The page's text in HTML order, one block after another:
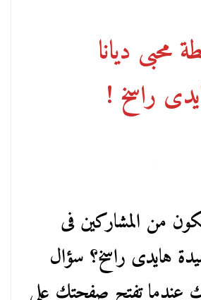
محبى ديانا
راسخ !
من المشاركين فى
هايدى راسخ؟ سؤال